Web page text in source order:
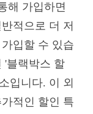
해 가입하면
적으로 더 저
입할 수 있습
'블랙박스 할
입니다. 이 외
적인 할인 특